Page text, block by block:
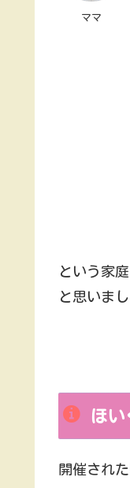
ママ
という家
と思いまし
ほい
開催され